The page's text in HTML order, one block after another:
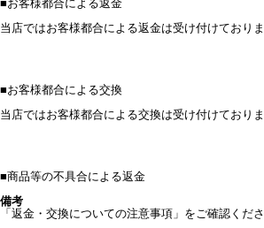
■お客様都合による返金
当店ではお客様都合による返金は受け付けておりま
■お客様都合による交換
当店ではお客様都合による交換は受け付けておりま
■商品等の不具合による返金
備考
「返金・交換についての注意事項」をご確認くださ